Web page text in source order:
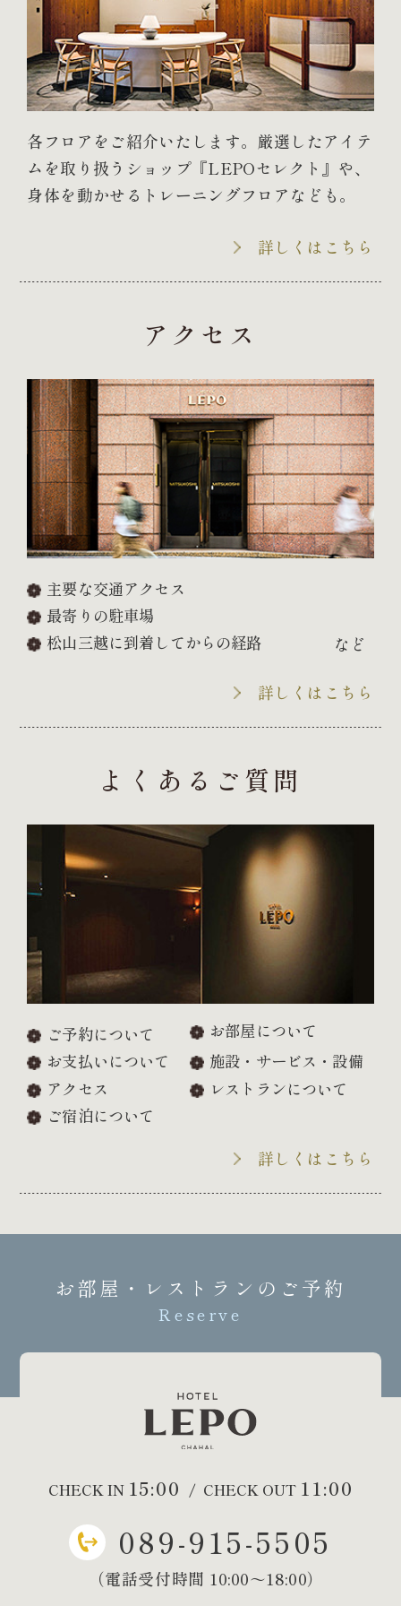
各フロアをご紹介いたします。厳選したアイテ
ムを取り扱うショップ『LEPOセレクト』や、
身体を動かせるトレーニングフロアなども。
詳しくはこちら
アクセス
主要な交通アクセス
最寄りの駐車場
松山三越に到着してからの経路
など
詳しくはこちら
よくあるご質問
ご予約について
お部屋について
お支払いについて
施設・サービス・設備
アクセス
レストランについて
ご宿泊について
詳しくはこちら
お部屋・レストランのご予約
Reserve
CHECK IN 15:00 / CHECK OUT 11:00
089-915-5505
（電話受付時間 10:00～18:00）